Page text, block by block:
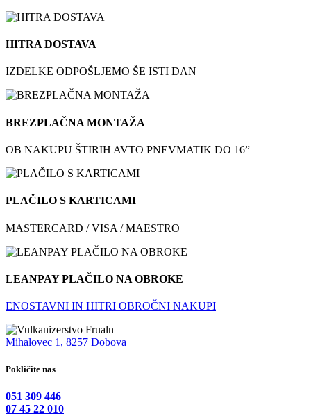
HITRA DOSTAVA
IZDELKE ODPOŠLJEMO ŠE ISTI DAN
BREZPLAČNA MONTAŽA
OB NAKUPU ŠTIRIH AVTO PNEVMATIK DO 16”
PLAČILO S KARTICAMI
MASTERCARD / VISA / MAESTRO
LEANPAY PLAČILO NA OBROKE
ENOSTAVNI IN HITRI OBROČNI NAKUPI
Mihalovec 1, 8257 Dobova
Pokličite nas
051 309 446
07 45 22 010